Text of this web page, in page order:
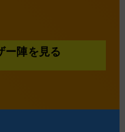
ー陣を見る